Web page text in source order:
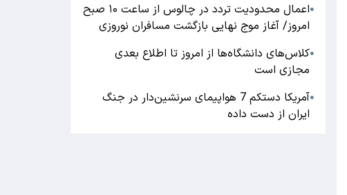
●
اعمال محدودیت تردد در چالوس از ساعت ۱۰ صبح
امروز/ آغاز موج نهایی بازگشت مسافران نوروزی
●کلاس‌های دانشگاه‌ها از امروز تا اطلاع بعدی
مجازی است
●
آمریکا دستکم 7 هواپیمای سرنشین‌دار در جنگ
ایران از دست داده